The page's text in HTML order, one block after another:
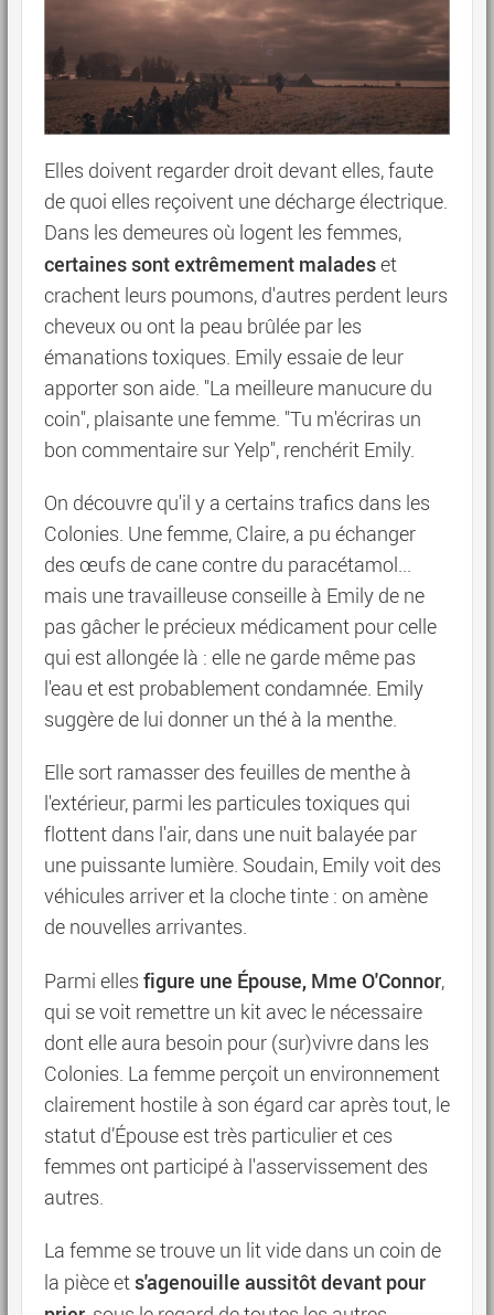
Elles doivent regarder droit devant elles, faute
de quoi elles reçoivent une décharge électrique.
Dans les demeures où logent les femmes,
certaines sont extrêmement maladeset
crachent leurs poumons, d'autres perdent leurs
cheveux ou ont la peau brûlée par les
émanations toxiques. Emily essaie de leur
apporter son aide. "La meilleure manucure du
coin", plaisante une femme. "Tu m'écriras un
bon commentaire sur Yelp", renchérit Emily.
On découvre qu'il y a certains trafics dans les
Colonies. Une femme, Claire, a pu échanger
des œufs de cane contre du paracétamol...
mais une travailleuse conseille à Emily de ne
pas gâcher le précieux médicament pour celle
qui est allongée là : elle ne garde même pas
l'eau et est probablement condamnée. Emily
suggère de lui donner un thé à la menthe.
Elle sort ramasser des feuilles de menthe à
l'extérieur, parmi les particules toxiques qui
flottent dans l'air, dans une nuit balayée par
une puissante lumière. Soudain, Emily voit des
véhicules arriver et la cloche tinte : on amène
de nouvelles arrivantes.
Parmi elles figure une Épouse, Mme O'Connor,
qui se voit remettre un kit avec le nécessaire
dont elle aura besoin pour (sur)vivre dans les
Colonies. La femme perçoit un environnement
clairement hostile à son égard car après tout, le
statut d’Épouse est très particulier et ces
femmes ont participé à l'asservissement des
autres.
La femme se trouve un lit vide dans un coin de
la pièce ets'agenouille aussitôt devant pour